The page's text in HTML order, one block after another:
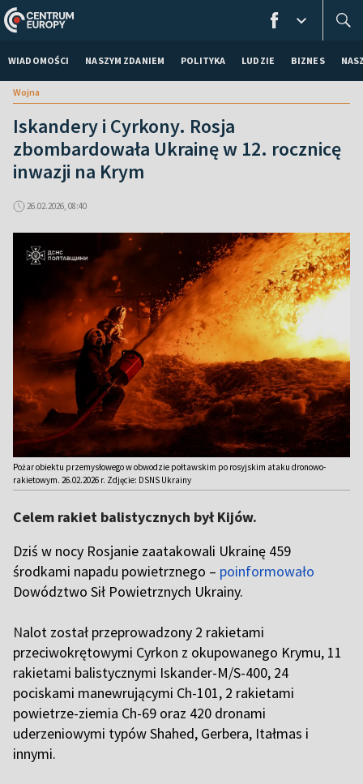
WIADOMOŚCI NASZYM ZDANIEM POLITYKA LUDZIE BIZNES
Wojna
Iskandery i Cyrkony. Rosja
zbombardowała Ukrainę w 12. rocznicę
inwazji na Krym
26.02.2026, 08:40
Pożar obiektu przemysłowego w obwodzie połtawskim po rosyjskim ataku dronowo-
rakietowym. 26.02.2026 r. Zdjęcie: DSNS Ukrainy
Celem rakiet balistycznych był Kijów.
Dziś w nocy Rosjanie zaatakowali Ukrainę 459
środkami napadu powietrznego – poinformowało
Dowództwo Sił Powietrznych Ukrainy.
Nalot został przeprowadzony 2 rakietami
przeciwokrętowymi Cyrkon z okupowanego Krymu, 11
rakietami balistycznymi Iskander-M/S-400, 24
pociskami manewrującymi Ch-101, 2 rakietami
powietrze-ziemia Ch-69 oraz 420 dronami
uderzeniowymi typów Shahed, Gerbera, Itałmas i
innymi.